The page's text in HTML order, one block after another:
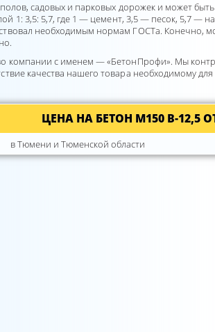
полов, садовых и парковых дорожек и может
1: 3,5: 5,7, где 1 — цемент, 3,5 — песок, 5,7 —
необходимым нормам ГОСТа. Конечно,
компании с именем — «БетонПрофи». Мы
качества нашего товара необходимому
ЦЕНА НА БЕТОН М150 B-
в Тюмени и Тюменской области